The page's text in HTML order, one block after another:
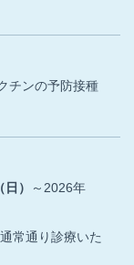
チンの予防接種
）
～2026年
療いた